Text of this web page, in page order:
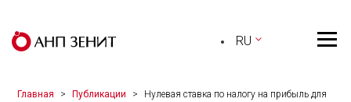
RU
Главная Публикации
Нулевая ставка по налогу на прибыль для